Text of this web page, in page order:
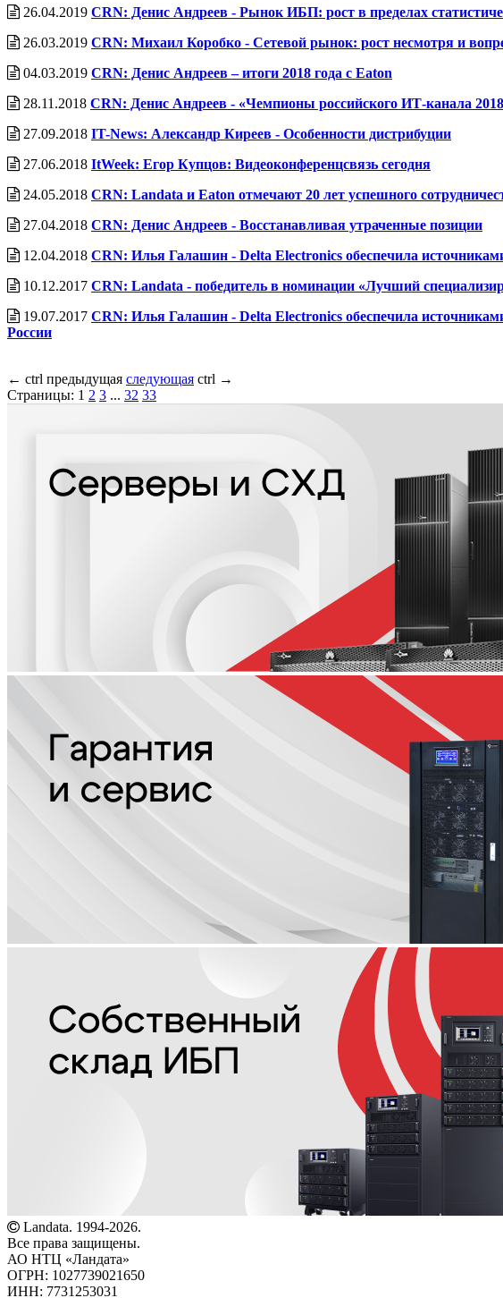
26.04.2019 CRN: Денис Андреев - Рынок ИБП: рост в пределах
26.03.2019 CRN: Михаил Коробко - Сетевой рынок: рост несмотря и
04.03.2019 CRN: Денис Андреев – итоги 2018 года с Eaton
28.11.2018 CRN: Денис Андреев - «Чемпионы российского ИТ-канала
27.09.2018 IT-News: Александр Киреев - Особенности дистрибуции
27.06.2018 ItWeek: Егор Купцов: Видеоконференцсвязь сегодня
24.05.2018 CRN: Landata и Eaton отмечают 20 лет успешного
27.04.2018 CRN: Денис Андреев - Восстанавливая утраченные позиции
12.04.2018 CRN: Илья Галашин - Delta Electronics обеспечила
10.12.2017 CRN: Landata - победитель в номинации «Лучший
19.07.2017 CRN: Илья Галашин - Delta Electronics обеспечила
России
← ctrl предыдущая следующая ctrl →
Страницы: 1 2 3 ... 32 33
Landata. 1994-2026.
Все права защищены.
АО НТЦ «Ландата»
ОГРН: 1027739021650
ИНН: 7731253031